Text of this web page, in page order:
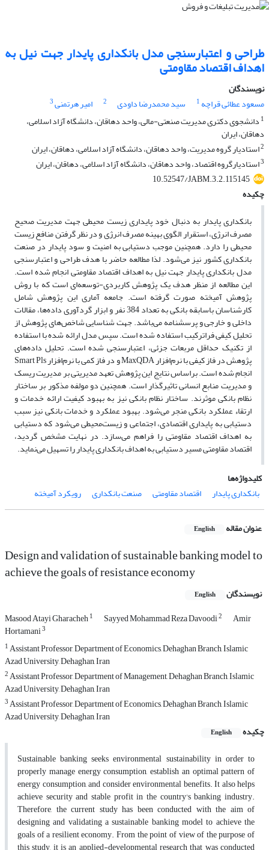
طراحی و اعتبارسنجی مدل بانکداری پایدار جهت نیل به
اهداف اقتصاد مقاومتی
نویسندگان
مسعود عطائی قراچه 1 سید محمدرضا داودی 2 امیر هرتمنی3
1 دانشجوی دکتری مدیریت صنعتی-مالی، واحد دهاقان، دانشگاه آزاد اسلامی،
دهاقان، ایران
2استادیار گروه مدیریت، واحد دهاقان، دانشگاه آزاد اسلامی، دهاقان، ایران
3استادیارگروه اقتصاد، واحد دهاقان، دانشگاه آزاد اسلامی، دهاقان، ایران
10.52547/JABM.3.2.115145
چکیده
بانکداری پایدار به دنبال خود پایداری زیست محیطی جهت مدیریت صحیح
مصرف انرژی، استقرار الگوی بهینه مصرف انرژی و در نظر گرفتن منافع زیست
محیطی را دارد. همچنین موجب دستیابی به امنیت و سود پایدار در صنعت
بانکداری کشور نیز می‌شود. لذا مطالعه حاضر با هدف طراحی و اعتبارسنجی
مدل بانکداری پایدار جهت نیل به اهداف اقتصاد مقاومتی انجام شده است.
این مطالعه از منظر هدف یک پژوهش کاربردی-توسعه‌ای است که با روش
پژوهش آمیخته صورت گرفته است. جامعه آماری این پژوهش شامل
کارشناسان باسابقه بانکی به تعداد 384 نفر و ابزار گردآوری داده‌ها، مقالات
داخلی و خارجی و پرسشنامه می‌باشد. جهت شناسایی شاخص‌های پژوهش از
تحلیل کیفی فراترکیب استفاده شده است. سپس مدل ارائه شده با استفاده
از تکنیک حداقل مربعات جزئی، اعتبارسنجی شده است. تحلیل داده‌های
پژوهش در فاز کیفی با نرم‌افزار MaxQDA و در فاز کمی با نرم‌افزار Smart Pls
انجام شده است. براساس نتایج این پژوهش تعهد مدیریتی بر مدیریت ریسک
و مدیریت منابع انسانی تاثیرگذار است. همچنین دو مولفه مذکور بر ساختار
نظام بانکی موثرند. ساختار نظام بانکی نیز به بهبود کیفیت ارائه خدمات و
ارتقاء عملکرد بانکی منجر می‌شود. بهبود عملکرد و خدمات بانکی نیز سبب
دستیابی به پایداری اقتصادی، اجتماعی و زیست‌محیطی می‌شود که دستیابی
به اهداف اقتصاد مقاومتی را فراهم می‌سازد. در نهایت مشخص گردید،
اقتصاد مقاومتی مسیر دستیابی به اهداف بانکداری پایدار را تسهیل می‌نماید.
کلیدواژه‌ها
بانکداری پایدار
اقتصاد مقاومتی صنعت بانکداری رویکرد آمیخته
عنوان مقاله English
Design and validation of sustainable banking model to
achieve the goals of resistance economy
نویسندگان English
Masood Atayi Gharacheh1 Sayyed Mohammad Reza Davoodi2 Amir
Hortamani3
1Assistant Professor, Department of Economics, Dehaghan Branch, Islamic
Azad University, Dehaghan, Iran
2Assistant Professor, Department of Management, Dehaghan Branch, Islamic
Azad University, Dehaghan, Iran
3Assistant Professor, Department of Economics, Dehaghan Branch, Islamic
Azad University, Dehaghan, Iran
چکیده
English
Sustainable banking seeks environmental sustainability in order to
properly manage energy consumption, establish an optimal pattern of
energy consumption, and consider environmental benefits. It also helps
achieve security and stable profit in the country's banking industry.
Therefore, the current study has been conducted with the aim of
designing and validating a sustainable banking model to achieve the
goals of a resilient economy. From the point of view of the purpose of